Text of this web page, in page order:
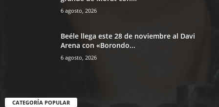
6 agosto, 2026
Beéle llega este 28 de noviembre al Davi
Arena con «Borondo...
6 agosto, 2026
CATEGORÍA POPULAR